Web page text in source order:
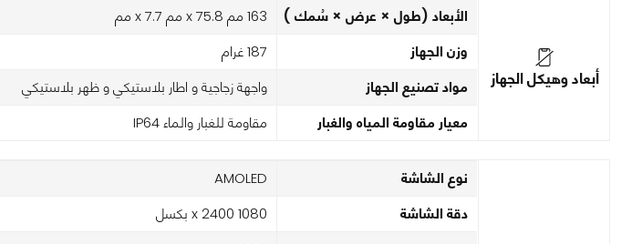
أبعاد وهيكل الجهاز
الأبعاد (طول × عرض × سُمك ) 163 مم x 75.8 مم x 7.7 مم
وزن الجهاز 187 غرام
مواد تصنيع الجهاز واجهة زجاجية و اطار بلاستيكي و ظهر بلاستيكي
معيار مقاومة المياه والغبار مقاومة للغبار والماء IP64
نوع الشاشة AMOLED
دقة الشاشة 1080 x 2400 بكسل